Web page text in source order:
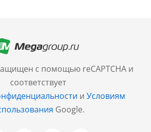
с помощью reCAPTCHA и
соответствует
и Условиям
Google.
10
33
93